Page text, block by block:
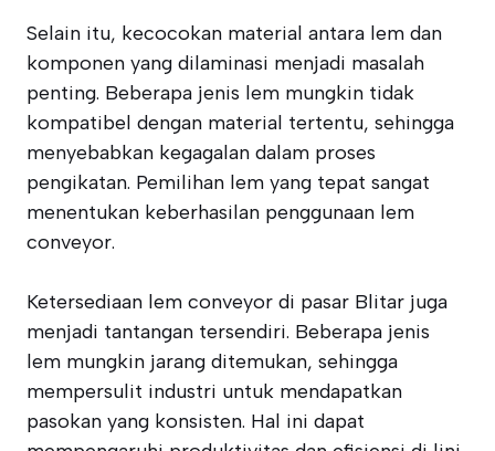
Selain itu, kecocokan material antara lem dan
komponen yang dilaminasi menjadi masalah
penting. Beberapa jenis lem mungkin tidak
kompatibel dengan material tertentu, sehingga
menyebabkan kegagalan dalam proses
pengikatan. Pemilihan lem yang tepat sangat
menentukan keberhasilan penggunaan lem
conveyor.
Ketersediaan lem conveyor di pasar Blitar juga
menjadi tantangan tersendiri. Beberapa jenis
lem mungkin jarang ditemukan, sehingga
mempersulit industri untuk mendapatkan
pasokan yang konsisten. Hal ini dapat